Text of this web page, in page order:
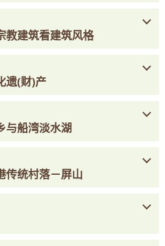
教建筑看建筑风格
遗(财)产
与船湾淡水湖
传统村落－屏山